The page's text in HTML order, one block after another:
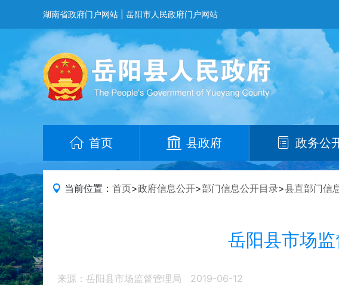
湖南省政府门户网站 岳阳市人民政府门户网站
首页 县政府 政务公
当前位置： 首页>政府信息公开>部门信息公开目录>县直部门信
岳阳县市场
来源：岳阳县市场监督管理局 2019-06-12